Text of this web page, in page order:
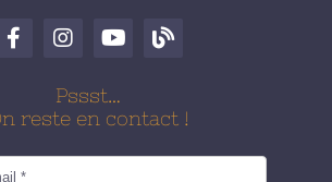
Pssst…
reste en contact !